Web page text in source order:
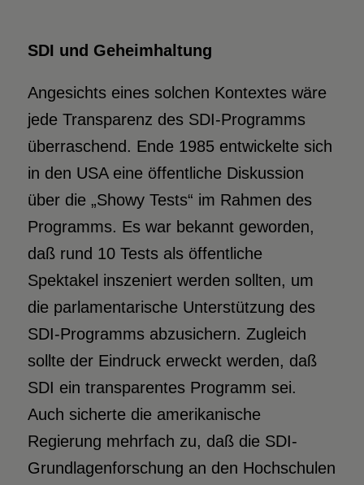
SDI und Geheimhaltung
Angesichts eines solchen Kontextes wäre
jede Transparenz des SDI-Programms
überraschend. Ende 1985 entwickelte sich
in den USA eine öffentliche Diskussion
über die „Showy Tests“ im Rahmen des
Programms. Es war bekannt geworden,
daß rund 10 Tests als öffentliche
Spektakel inszeniert werden sollten, um
die parlamentarische Unterstützung des
SDI-Programms abzusichern. Zugleich
sollte der Eindruck erweckt werden, daß
SDI ein transparentes Programm sei.
Auch sicherte die amerikanische
Regierung mehrfach zu, daß die SDI-
Grundlagenforschung an den Hochschulen